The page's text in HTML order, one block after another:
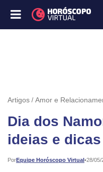
Artigos Amor e
Dia dos
ideias e
PorEquipe Horóscopo Virtual•
Publicado: 28/05/